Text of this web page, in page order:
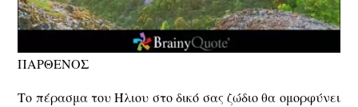
ΠΑΡΘΕΝΟΣ
Το πέρασμα του Ήλιου στο δικό σας ζώδιο θα ομορφύνει